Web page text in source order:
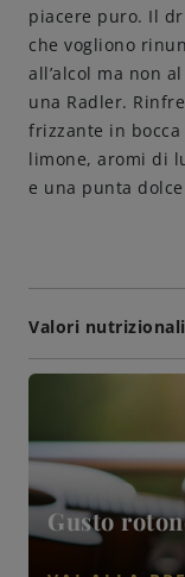
piacere puro. Il
che vogliono
all’alcol ma non
una Radler.
frizzante in
limone, aromi di
e una punta
Valori nutrizionali
Gusto